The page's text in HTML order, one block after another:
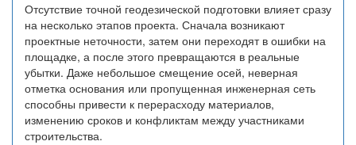
Отсутствие точной геодезической подготовки влияет сразу
на несколько этапов проекта. Сначала возникают
проектные неточности, затем они переходят в ошибки на
площадке, а после этого превращаются в реальные
убытки. Даже небольшое смещение осей, неверная
отметка основания или пропущенная инженерная сеть
способны привести к перерасходу материалов,
изменению сроков и конфликтам между участниками
строительства.